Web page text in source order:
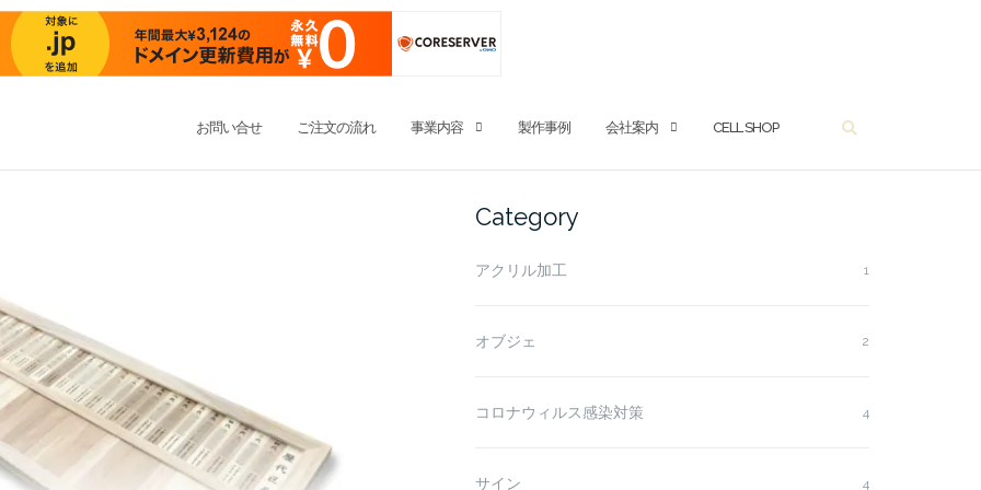
お問い合せ ご注文の流れ 事業内容 製作事例 会社案内 CELL SHOP
Category
アクリル加工 1
オブジェ 2
コロナウィルス感染対策 4
サイン 4